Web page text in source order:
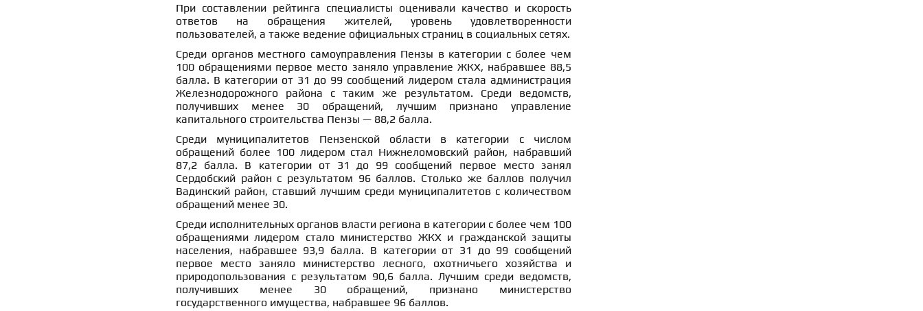
При составлении рейтинга специалисты оценивали качество и скорость
ответов на обращения жителей, уровень удовлетворенности
пользователей, а также ведение официальных страниц в социальных сетях.
Среди органов местного самоуправления Пензы в категории с более чем
100 обращениями первое место заняло управление ЖКХ, набравшее 88,5
балла. В категории от 31 до 99 сообщений лидером стала администрация
Железнодорожного района с таким же результатом. Среди ведомств,
получивших менее 30 обращений, лучшим признано управление
капитального строительства Пензы — 88,2 балла.
Среди муниципалитетов Пензенской области в категории с числом
обращений более 100 лидером стал Нижнеломовский район, набравший
87,2 балла. В категории от 31 до 99 сообщений первое место занял
Сердобский район с результатом 96 баллов. Столько же баллов получил
Вадинский район, ставший лучшим среди муниципалитетов с количеством
обращений менее 30.
Среди исполнительных органов власти региона в категории с более чем 100
обращениями лидером стало министерство ЖКХ и гражданской защиты
населения, набравшее 93,9 балла. В категории от 31 до 99 сообщений
первое место заняло министерство лесного, охотничьего хозяйства и
природопользования с результатом 90,6 балла. Лучшим среди ведомств,
получивших менее 30 обращений, признано министерство
государственного имущества, набравшее 96 баллов.